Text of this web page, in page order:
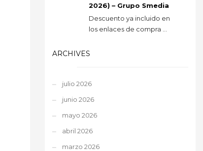
2026) – Grupo Smedia
Descuento ya incluido en
los enlaces de compra ...
ARCHIVES
julio 2026
junio 2026
mayo 2026
abril 2026
marzo 2026